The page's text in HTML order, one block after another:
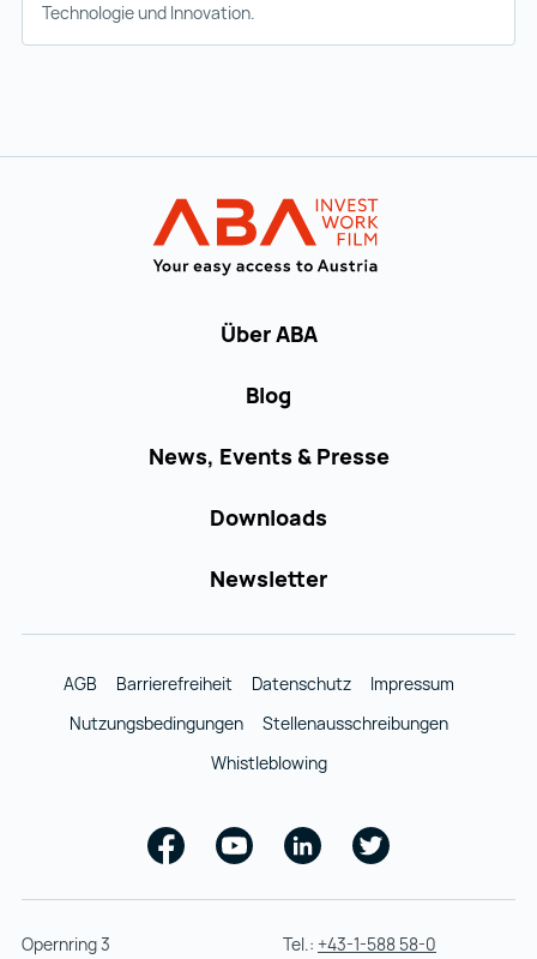
Technologie und Innovation.
Über ABA
Blog
News, Events & Presse
Downloads
Newsletter
AGB Barrierefreiheit Datenschutz
Impressum
Nutzungsbedingungen
Stellenausschreibungen
Whistleblowing
Facebook
Youtube
Linkedin
Twitter
Opernring 3 Tel.: +43-1-588 58-0